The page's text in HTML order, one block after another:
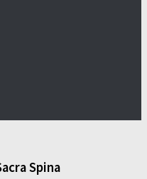
Spina